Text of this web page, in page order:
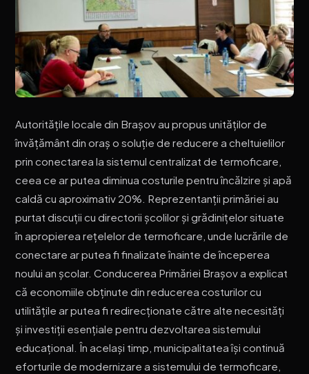
Autoritățile locale din Brașov au propus unităților de
învățământ din oraș o soluție de reducere a cheltuielilor
prin conectarea la sistemul centralizat de termoficare,
ceea ce ar putea diminua costurile pentru încălzire și apă
caldă cu aproximativ 20%. Reprezentanții primăriei au
purtat discuții cu directorii școlilor și grădinițelor situate
în apropierea rețelelor de termoficare, unde lucrările de
conectare ar putea fi finalizate înainte de începerea
noului an școlar. Conducerea Primăriei Brașov a explicat
că economiile obținute din reducerea costurilor cu
utilitățile ar putea fi redirecționate către alte necesități
și investiții esențiale pentru dezvoltarea sistemului
educațional. În același timp, municipalitatea își continuă
eforturile de modernizare a sistemului de termoficare,